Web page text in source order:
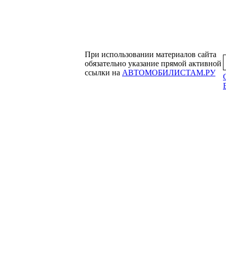
При использовании материалов сайта
обязательно указание прямой активной
ссылки на АВТОМОБИЛИСТАМ.РУ